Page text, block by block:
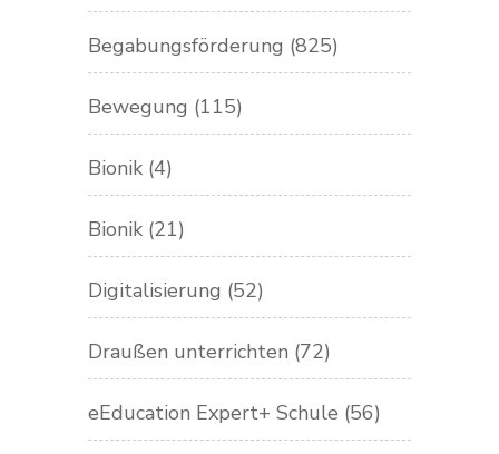
Begabungsförderung (825)
Bewegung (115)
Bionik (4)
Bionik (21)
Digitalisierung (52)
Draußen unterrichten (72)
eEducation Expert+ Schule (56)